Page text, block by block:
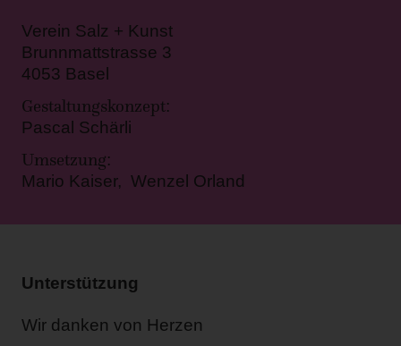
Verein Salz + Kunst
Brunnmattstrasse 3
4053 Basel
Gestaltungskonzept:
Pascal Schärli
Umsetzung:
Mario Kaiser, Wenzel Orland
Unterstützung
Wir danken von Herzen